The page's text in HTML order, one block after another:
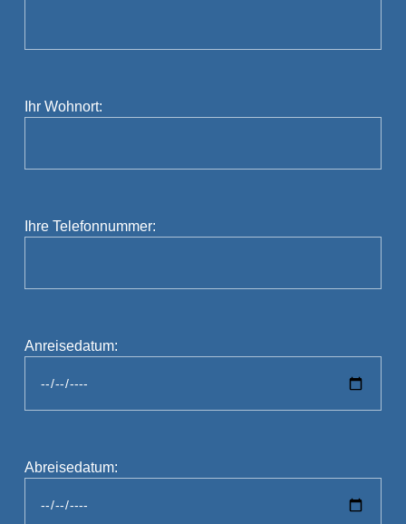
Ihr Wohnort:
Ihre Telefonnummer:
Anreisedatum:
Abreisedatum: